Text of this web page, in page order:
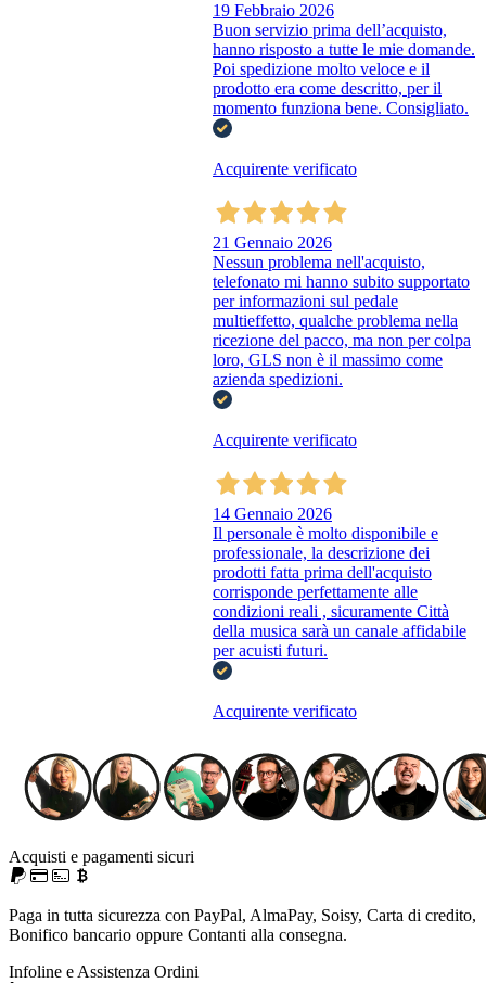
19 Febbraio 2026
Buon servizio prima dell’acquisto,
hanno risposto a tutte le mie domande.
Poi spedizione molto veloce e il
prodotto era come descritto, per il
momento funziona bene. Consigliato.
Acquirente verificato
21 Gennaio 2026
Nessun problema nell'acquisto,
telefonato mi hanno subito supportato
per informazioni sul pedale
multieffetto, qualche problema nella
ricezione del pacco, ma non per colpa
loro, GLS non è il massimo come
azienda spedizioni.
Acquirente verificato
14 Gennaio 2026
Il personale è molto disponibile e
professionale, la descrizione dei
prodotti fatta prima dell'acquisto
corrisponde perfettamente alle
condizioni reali , sicuramente Città
della musica sarà un canale affidabile
per acuisti futuri.
Acquirente verificato
Acquisti e pagamenti sicuri
Paga in tutta sicurezza con PayPal, AlmaPay, Soisy, Carta di credito,
Bonifico bancario oppure Contanti alla consegna.
Infoline e Assistenza Ordini